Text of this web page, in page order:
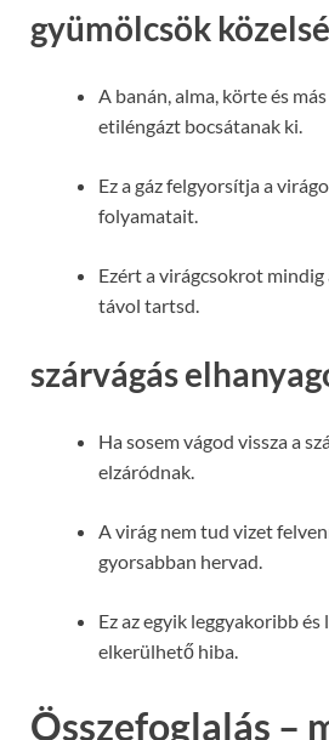
gyümölcsök
A banán, alma, körte és
etiléngázt bocsátanak ki.
Ez a gáz felgyorsítja a
folyamatait.
Ezért a virágcsokrot
távol tartsd.
szárvágás
Ha sosem vágod vissza a
elzáródnak.
A virág nem tud vizet
gyorsabban hervad.
Ez az egyik leggyakoribb
elkerülhető hiba.
Összefoglalás –